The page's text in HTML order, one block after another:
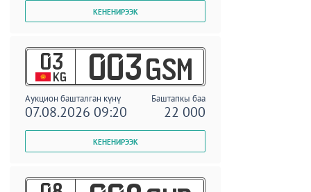
03
KG 003 GSM
Аукцион башталган күнү Баштапкы баа
07.08.2026 09:20 22 000